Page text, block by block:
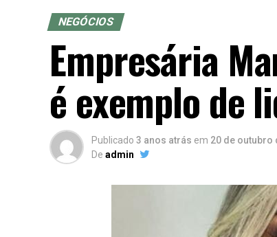
NEGÓCIOS
Empresária
é exemplo de
Publicado 3 anos atrás em 20 de outubro
De admin